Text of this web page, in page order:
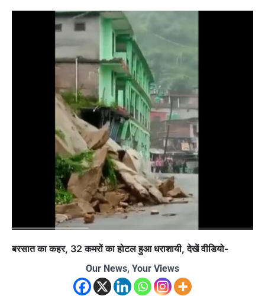
बरसात का कहर, 32 कमरों का होटल हुआ धराशायी, देखें वीडियो-
Our News, Your Views